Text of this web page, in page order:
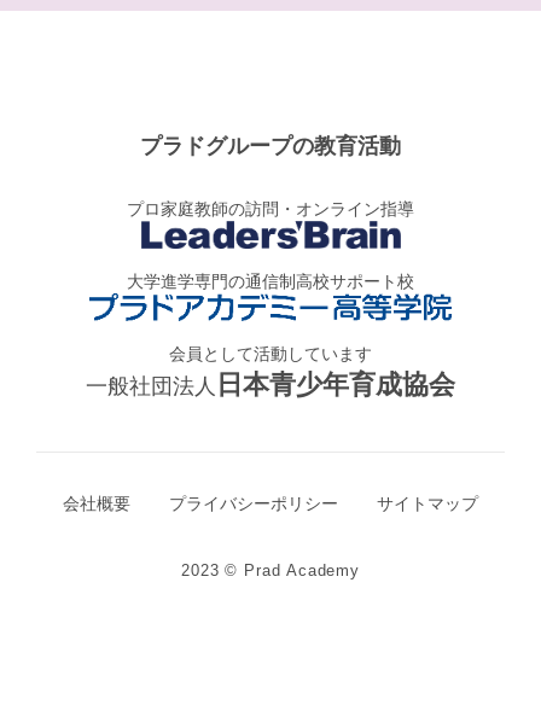
プラドグループの教育活動
プロ家庭教師の訪問・オンライン指導
大学進学専門の通信制高校サポート校
会員として活動しています
一般社団法人 日本青少年育成協会
会社概要 プライバシーポリシー サイトマップ
2023 © Prad Academy